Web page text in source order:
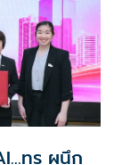
ทรู ผนึก